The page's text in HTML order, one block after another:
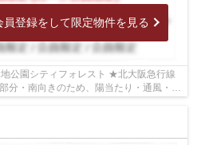
員登録をして限定物件を見る
公園シティフォレスト ★北大阪急行線
分・南向きのため、陽当たり・通風・眺
★全居室収納が...